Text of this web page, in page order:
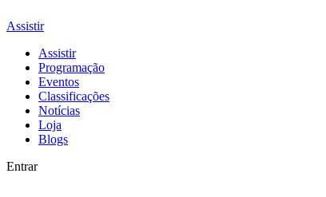
Assistir
Assistir
Programação
Eventos
Classificações
Notícias
Loja
Blogs
Entrar